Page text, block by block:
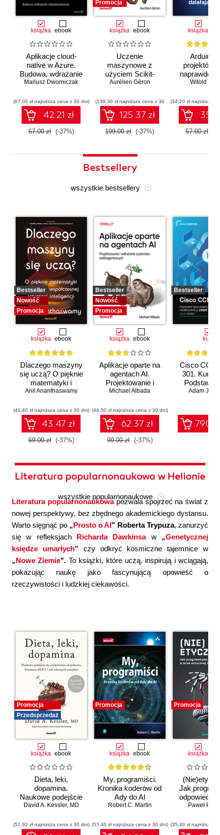
książka ebook
Aplikacje cloud-
native w Azure.
Budowa, wdrażanie
i bezpieczeństwo
Mariusz Dworniczak
(67,00 zł najniższa cena z 30 dni)
42.21 zł
67.00 zł (-37%)
Promocja
książka ebook
Uczenie
maszynowe z
użyciem Scikit-
Learn i PyTorch.
narzędzia i techniki
umożliwiające
konstruowanie
inteligentnych
systemów
Aurélien Géron
(139,30 zł najniższa cena z 30
dni)
125.37 zł
199.00 zł (-37%)
książka
Arduino.
projektów,
naprawdę
Witold
(34,20 zł najniższa
57.00 zł
Bestsellery
wszystkie bestsellery
Bestseller
Nowość
Promocja
książka ebook
Dlaczego maszyny
się uczą? O pięknie
matematyki i
działaniu
sztucznej
Anil Ananthaswamy
(41,40 zł najniższa cena z 30 dni)
43.47 zł
69.00 zł (-37%)
Bestseller
Nowość
Promocja
książka ebook
Aplikacje oparte na
agentach AI.
Projektowanie i
wdrażanie
wieloagentowych
Michael Albada
(49,50 zł najniższa cena z 30 dni)
62.37 zł
99.00 zł (-37%)
Bestseller
kurs
Cisco
301. Kurs
Podstawy
Adam
Literatura popularnonaukowa w Helionie
Literatura popularnonaukowapozwala spojrzeć na świat z
nowej perspektywy, bez zbędnego akademickiego dystansu.
Warto sięgnąć po „Prosto o AI” Roberta Trypuza, zanurzyć
się w refleksjach Richarda Dawkinsaw „Genetycznej
księdze umarłych” czy odkryć kosmiczne tajemnice w
„Nowe Ziemie". To książki, które uczą, inspirują i wciągają,
pokazując naukę jako fascynującą opowieść o
rzeczywistości i ludzkiej ciekawości.
wszystkie popularnonaukowe
Promocja
Przedsprzedaż
książka ebook
Dieta, leki,
dopamina.
Naukowe podejście
do uzależnienia od
GLP-1 i roli
zdrowych nawyków
David A. Kessler, MD
(51,92 zł najniższa cena z 30 dni)
Promocja
książka ebook
My, programiści.
Kronika koderów od
Ady do AI
Robert C. Martin
(53,40 zł najniższa cena z 30 dni)
Promocja
książka
Jak
erze
Paweł
(35,40 zł najniższa